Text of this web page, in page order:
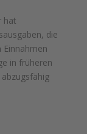
hat
die
in früheren